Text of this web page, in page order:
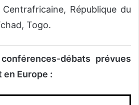
République du
Togo.
débats prévues
Europe :